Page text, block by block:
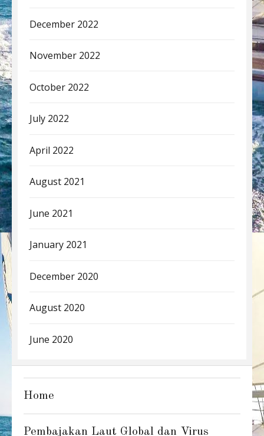
December 2022
November 2022
October 2022
July 2022
April 2022
August 2021
June 2021
January 2021
December 2020
August 2020
June 2020
Home
Pembajakan Laut Global dan Virus